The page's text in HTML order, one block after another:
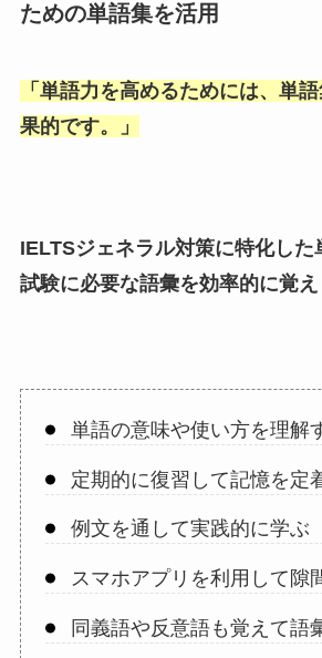
ための単語集を活用
「 単語力を高めるためには、単
果的です。
」
IELTSジェネラル対策に特化した
試験に必要な語彙を効率的に覚え
単語の意味や使い方を理解
定期的に復習して記憶を定
例文を通して実践的に学ぶ
スマホアプリを利用して隙
同義語や反意語も覚えて語